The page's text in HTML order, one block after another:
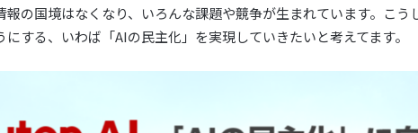
報の国境はなくなり、いろんな課題や競争が生まれています。こ
する、いわば「AIの民主化」を実現していきたいと考えてます。